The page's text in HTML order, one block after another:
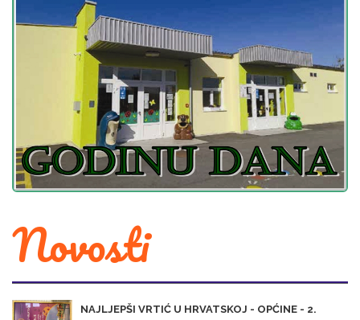
Novosti
NAJLJEPŠI VRTIĆ U HRVATSKOJ - OPĆINE - 2.